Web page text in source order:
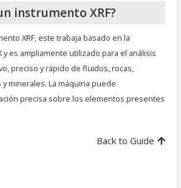
instrumento XRF?
XRF, este trabaja basado en la
y es ampliamente utilizado para el análisis
preciso y rápido de fluidos, rocas,
minerales. La máquina puede
precisa sobre los elementos presentes
Back to Guide